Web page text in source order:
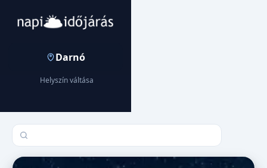
Darnó
Helyszín váltása
Település keresése